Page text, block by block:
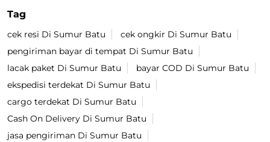
Tag
cek resi Di Sumur Batu
cek ongkir Di Sumur Batu
pengiriman bayar di tempat Di Sumur Batu
lacak paket Di Sumur Batu
bayar COD Di Sumur Batu
ekspedisi terdekat Di Sumur Batu
cargo terdekat Di Sumur Batu
Cash On Delivery Di Sumur Batu
jasa pengiriman Di Sumur Batu